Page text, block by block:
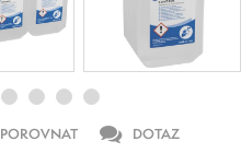
POROVNAT DOTAZ